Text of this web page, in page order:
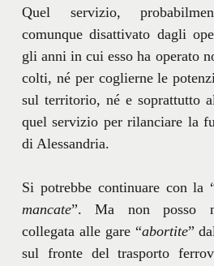
Quel servizio,
comunque disattivato dagli
gli anni in cui esso ha operato
colti, né per coglierne le
sul territorio, né e soprattutto
quel servizio per rilanciare la
di Alessandria.
Si potrebbe continuare con la
mancate”. Ma non posso
collegata alle gare “abortite”
sul fronte del trasporto